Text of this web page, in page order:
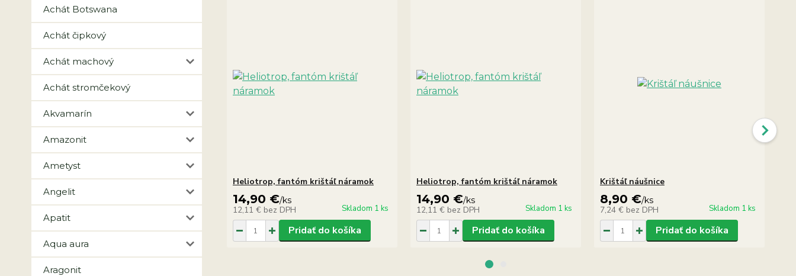
Achát Botswana
Achát čipkový
Achát machový
Achát stromčekový
Akvamarín
Amazonit
Ametyst
Angelit
Apatit
Aqua aura
Aragonit
Heliotrop, fantóm krištáľ náramok
14,90 €/ks
12,11 € bez DPH Skladom 1 ks
Pridať do košíka
Heliotrop, fantóm krištáľ náramok
14,90 €/ks
12,11 € bez DPH Skladom 1 ks
Pridať do košíka
Krištáľ náušnice
8,90 €/ks
7,24 € bez DPH Skladom 1 ks
Pridať do košíka